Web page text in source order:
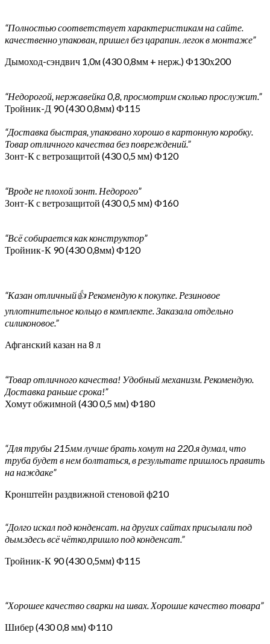
“Полностью соответствует характеристикам на сайте.
качественно упакован, пришел без царапин. легок в монтаже”
Дымоход-сэндвич 1,0м (430 0,8мм + нерж.) Ф130х200
“Недорогой, нержавейка 0,8, просмотрим сколько прослужит.”
Тройник-Д 90 (430 0,8мм) Ф115
“Доставка быстрая, упаковано хорошо в картонную коробку.
Товар отличного качества без повреждений.”
Зонт-К с ветрозащитой (430 0,5 мм) Ф120
“Вроде не плохой зонт. Недорого”
Зонт-К с ветрозащитой (430 0,5 мм) Ф160
“Всё собирается как конструктор”
Тройник-К 90 (430 0,8мм) Ф120
“Казан отличный👍 Рекомендую к покупке. Резиновое
уплотнительное кольцо в комплекте. Заказала отдельно
силиконовое.”
Афганский казан на 8 л
“Товар отличного качества! Удобный механизм. Рекомендую.
Доставка раньше срока!”
Хомут обжимной (430 0,5 мм) Ф180
“Для трубы 215мм лучше брать хомут на 220.я думал, что
труба будет в нем болтаться, в результате пришлось править
на наждаке”
Кронштейн раздвижной стеновой ф210
“Долго искал под конденсат. на других сайтах присылали под
дым.здесь всё чётко,пришло под конденсат.”
Тройник-К 90 (430 0,5мм) Ф115
“Хорошее качество сварки на швах. Хорошие качество товара”
Шибер (430 0,8 мм) Ф110